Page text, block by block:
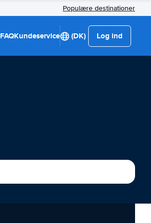
Populære destinationer
FAQKundeservice (DK) Log ind